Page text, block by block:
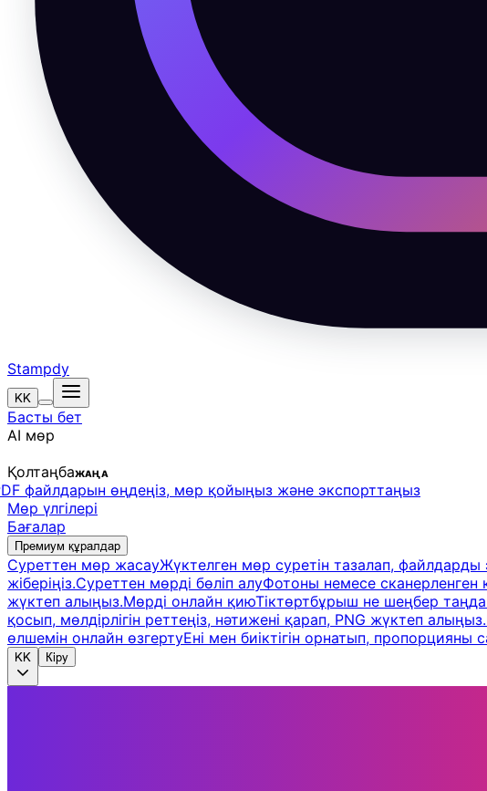
Stampdy
KK
Басты бет
AI мөр
ҚолтаңбаЖАҢА
файлдарын өңдеңіз, мөр қойыңыз және экспорттаңыз
Мөр үлгілері
Бағалар
Премиум құралдар
Суреттен мөр жасауЖүктелген мөр суретін тазалап, файлдарды
жіберіңіз.Суреттен мөрді бөліп алуФотоны немесе сканерленген
жүктеп алыңыз.Мөрді онлайн қиюТіктөртбұрыш не шеңбер
қосып, мөлдірлігін реттеңіз, нәтижені қарап, PNG жүктеп алыңыз.
өлшемін онлайн өзгертуЕні мен биіктігін орнатып, пропорцияны
KK Кіру